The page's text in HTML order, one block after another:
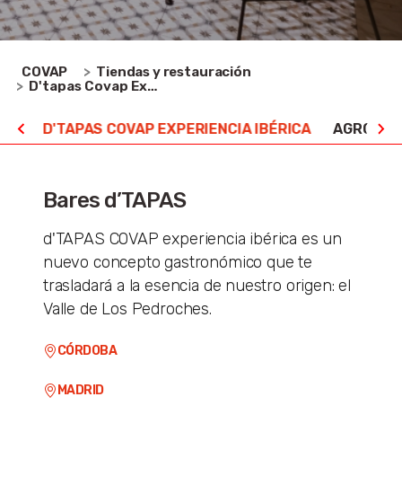
COVAP
Tiendas y restauración
D'tapas Covap Experiencia Ibérica
D'TAPAS COVAP EXPERIENCIA IBÉRICA
Bares d’TAPAS
d'TAPAS COVAP experiencia ibérica es un
nuevo concepto gastronómico que te
trasladará a la esencia de nuestro origen: el
Valle de Los Pedroches.
CÓRDOBA
MADRID